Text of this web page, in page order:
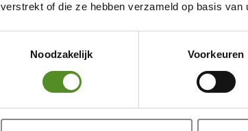
verstrekt of die ze hebben verzameld op basis van
Noodzakelijk
Voorkeuren